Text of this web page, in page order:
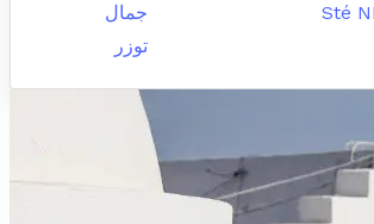
Sté
جمال
توزر